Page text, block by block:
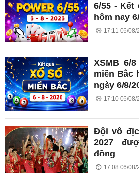
6/55 - Kết
hôm nay
17:11 06/08/
XSMB 6/
miền Bắc
ngày 6/8/
17:10 06/08/
Đội vô
2027
đồng
17:08 06/08/